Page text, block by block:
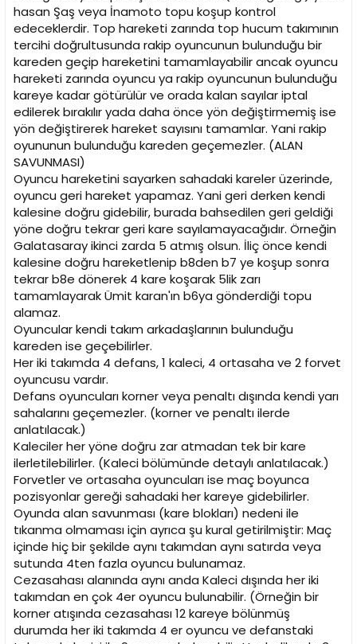
hasan Şaş veya İnamoto topu koşup kontrol
edeceklerdir. Top hareketi zarında top hucum takımının
tercihi doğrultusunda rakip oyuncunun bulunduğu bir
kareden geçip hareketini tamamlayabilir ancak oyuncu
hareketi zarında oyuncu ya rakip oyuncunun bulunduğu
kareye kadar götürülür ve orada kalan sayılar iptal
edilerek bırakılır yada daha önce yön değiştirmemiş ise
yön değiştirerek hareket sayısını tamamlar. Yani rakip
oyununun bulunduğu kareden geçemezler. (ALAN
SAVUNMASI)
Oyuncu hareketini sayarken sahadaki kareler üzerinde,
oyuncu geri hareket yapamaz. Yani geri derken kendi
kalesine doğru gidebilir, burada bahsedilen geri geldiği
yöne doğru tekrar geri kare sayılamayacağıdır. Örneğin
Galatasaray ikinci zarda 5 atmış olsun. İliç önce kendi
kalesine doğru hareketlenip b8den b7 ye koşup sonra
tekrar b8e dönerek 4 kare koşarak 5lik zarı
tamamlayarak Ümit karan'ın b6ya gönderdiği topu
alamaz.
Oyuncular kendi takım arkadaşlarının bulunduğu
kareden ise geçebilirler.
Her iki takımda 4 defans, 1 kaleci, 4 ortasaha ve 2 forvet
oyuncusu vardır.
Defans oyuncuları korner veya penaltı dışında kendi yarı
sahalarını geçemezler. (korner ve penaltı ilerde
anlatılacak.)
Kaleciler her yöne doğru zar atmadan tek bir kare
ilerletilebilirler. (Kaleci bölümünde detaylı anlatılacak.)
Forvetler ve ortasaha oyuncuları ise maç boyunca
pozisyonlar gereği sahadaki her kareye gidebilirler.
Oyunda alan savunması (kare blokları) nedeni ile
tıkanma olmaması için ayrıca şu kural getirilmiştir: Maç
içinde hiç bir şekilde aynı takımdan aynı satırda veya
sutunda 4ten fazla oyuncu bulunamaz.
Cezasahası alanında aynı anda Kaleci dışında her iki
takımdan en çok 4er oyuncu bulunabilir. (Örneğin bir
korner atışında cezasahası 12 kareye bölünmüş
durumda her iki takımda 4 er oyuncu ve defanstaki